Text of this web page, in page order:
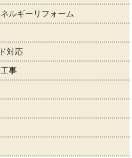
ルギーリフォーム
対応
事